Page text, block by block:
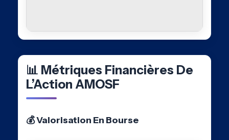
📊 Métriques Financières De
L’Action AMOSF
💰 Valorisation En Bourse